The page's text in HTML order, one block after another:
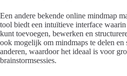
Een andere bekende online mindmap
tool biedt een intuïtieve interface
kunt toevoegen, bewerken en
ook mogelijk om mindmaps te delen en
anderen, waardoor het ideaal is voor
brainstormsessies.